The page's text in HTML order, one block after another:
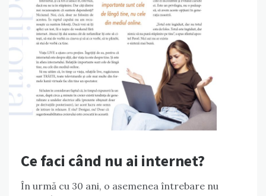
Ce faci când nu ai internet?
În urmă cu 30 ani, o asemenea întrebare nu